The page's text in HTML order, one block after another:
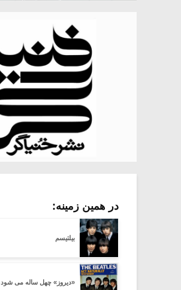
در همین زمینه:
بیلتیسم
«دیروز» چهل ساله می شود